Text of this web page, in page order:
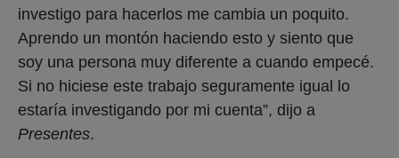
investigo para hacerlos me cambia un poquito.
Aprendo un montón haciendo esto y siento que
soy una persona muy diferente a cuando empecé.
Si no hiciese este trabajo seguramente igual lo
estaría investigando por mi cuenta”, dijo a
Presentes.